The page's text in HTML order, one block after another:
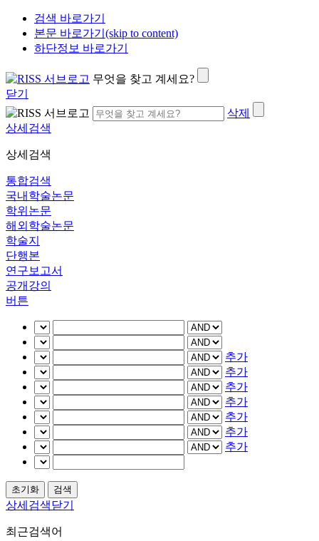
검색 바로가기
본문 바로가기(skip to content)
하단정보 바로가기
무엇을 찾고 계세요?
닫기
삭제
상세검색
상세검색
통합검색
국내학술논문
학위논문
해외학술논문
학술지
단행본
연구보고서
공개강의
버튼
추가
추가
추가
추가
추가
추가
추가
상세검색닫기
최근검색어